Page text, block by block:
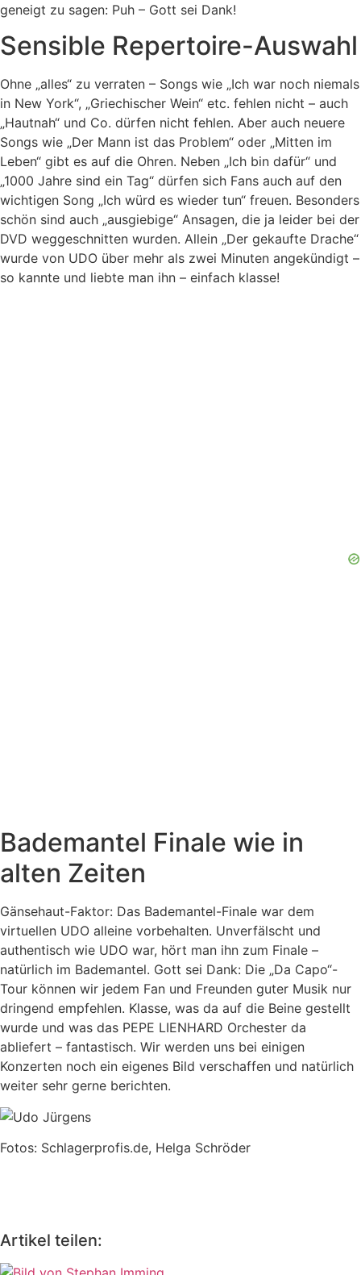
geneigt zu sagen: Puh – Gott sei Dank!
Sensible Repertoire-Auswahl
Ohne „alles“ zu verraten – Songs wie „Ich war noch niemals
in New York“, „Griechischer Wein“ etc. fehlen nicht – auch
„Hautnah“ und Co. dürfen nicht fehlen. Aber auch neuere
Songs wie „Der Mann ist das Problem“ oder „Mitten im
Leben“ gibt es auf die Ohren. Neben „Ich bin dafür“ und
„1000 Jahre sind ein Tag“ dürfen sich Fans auch auf den
wichtigen Song „Ich würd es wieder tun“ freuen. Besonders
schön sind auch „ausgiebige“ Ansagen, die ja leider bei der
DVD weggeschnitten wurden. Allein „Der gekaufte Drache“
wurde von UDO über mehr als zwei Minuten angekündigt –
so kannte und liebte man ihn – einfach klasse!
Bademantel Finale wie in
alten Zeiten
Gänsehaut-Faktor: Das Bademantel-Finale war dem
virtuellen UDO alleine vorbehalten. Unverfälscht und
authentisch wie UDO war, hört man ihn zum Finale –
natürlich im Bademantel. Gott sei Dank: Die „Da Capo“-
Tour können wir jedem Fan und Freunden guter Musik nur
dringend empfehlen. Klasse, was da auf die Beine gestellt
wurde und was das PEPE LIENHARD Orchester da
abliefert – fantastisch. Wir werden uns bei einigen
Konzerten noch ein eigenes Bild verschaffen und natürlich
weiter sehr gerne berichten.
Fotos: Schlagerprofis.de, Helga Schröder
Artikel teilen: